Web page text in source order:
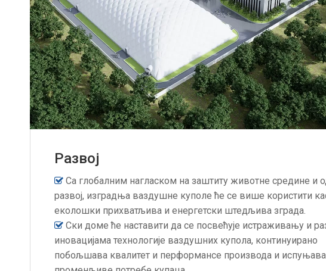
Развој
 Са глобалним нагласком на заштиту животне средине и
развој, изградња ваздушне куполе ће се више користити
еколошки прихватљива и енергетски штедљива зграда.
 Ски доме ће наставити да се посвећује истраживању и
иновацијама технологије ваздушних купола, континуирано
побољшава квалитет и перформансе производа и испуњава